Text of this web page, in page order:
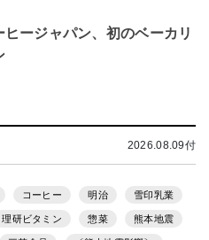
ヒージャパン、初のベーカリ
2026.08.09付
コーヒー 明治 雪印乳業
理研ビタミン 惣菜 熊本地震